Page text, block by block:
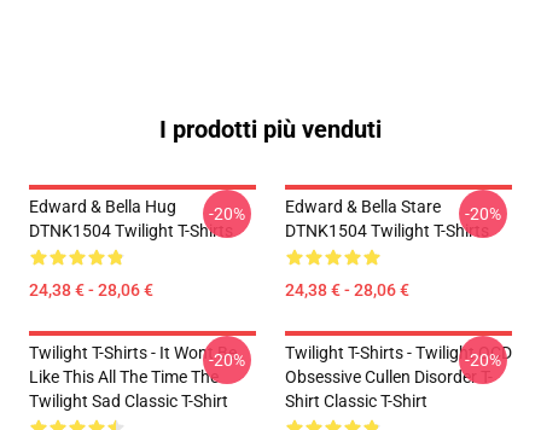
I prodotti più venduti
Edward & Bella Hug
DTNK1504 Twilight T-Shirts
24,38 € - 28,06 €
-20%
Edward & Bella Stare
DTNK1504 Twilight T-Shirts
24,38 € - 28,06 €
-20%
Twilight T-Shirts - It Wont Be
Like This All The Time The
Twilight Sad Classic T-Shirt
-20%
Twilight T-Shirts - Twilight OCD
Obsessive Cullen Disorder T-
Shirt Classic T-Shirt
-20%